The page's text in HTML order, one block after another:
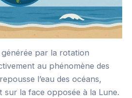
générée par la rotation
au phénomène des
l’eau des océans,
la face opposée à la Lune.